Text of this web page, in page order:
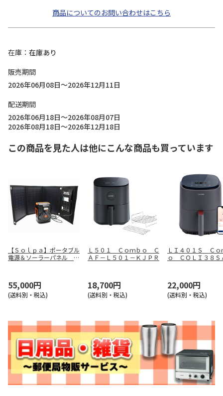
商品についてのお問い合わせはこちら
在庫
在庫あり
販売期間
2026年06月08日～2026年12月11日
配送期間
2026年06月18日～2026年08月07日
2026年08月18日～2026年12月18日
この商品を見た人は他にこんな商品も買っています
【Ｓｏｌｐａ】ポータブル
電源＆ソーラーパネル Ｅ
55,000円
(送料別・税込)
Ｌ５０１ Ｃｏｍｂｏ Ｃ
ＡＦ－Ｌ５０１－ＫＪＰＲ
18,700円
(送料別・税込)
ＬＩ４０１Ｓ Ｃｏ
ｏ ＣＯＬＩ３８Ｓ
22,000円
(送料別・税込)